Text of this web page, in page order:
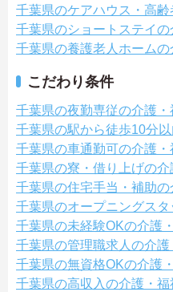
千葉県のケアハウス・高齢
千葉県のショートステイの
千葉県の養護老人ホームの
こだわり条件
千葉県の夜勤専従の介護・
千葉県の駅から徒歩10分
千葉県の車通勤可の介護・
千葉県の寮・借り上げの介
千葉県の住宅手当・補助の
千葉県のオープニングス
千葉県の未経験OKの介護
千葉県の管理職求人の介護
千葉県の無資格OKの介護
千葉県の高収入の介護・福